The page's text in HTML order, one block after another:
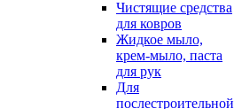
Чистящие средства
для ковров
Жидкое мыло,
крем-мыло, паста
для рук
Для
послестроительной